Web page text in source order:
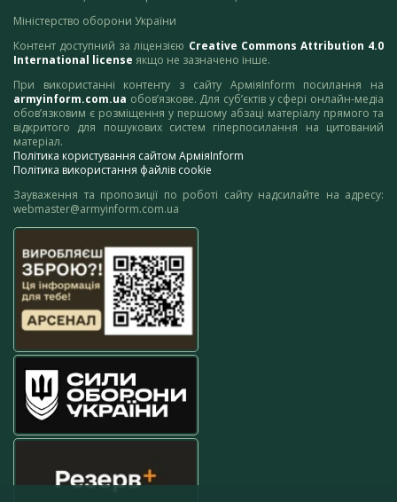
Міністерство оборони України
Контент доступний за ліцензією Creative Commons Attribution 4.0
International license якщо не зазначено інше.
При використанні контенту з сайту АрміяInform посилання на
armyinform.com.ua обов’язкове. Для суб’єктів у сфері онлайн-медіа
обов’язковим є розміщення у першому абзаці матеріалу прямого та
відкритого для пошукових систем гіперпосилання на цитований
матеріал.
Політика користування сайтом АрміяInform
Політика використання файлів cookie
Зауваження та пропозиції по роботі сайту надсилайте на адресу:
webmaster@armyinform.com.ua